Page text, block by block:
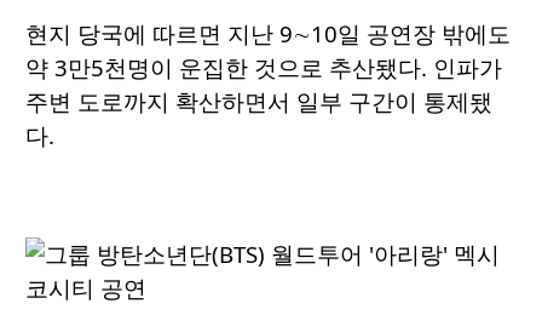
현지 당국에 따르면 지난 9∼10일 공연장 밖에도
약 3만5천명이 운집한 것으로 추산됐다. 인파가
주변 도로까지 확산하면서 일부 구간이 통제됐
다.